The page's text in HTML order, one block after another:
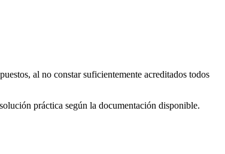
al no constar suficientemente acreditados todos
práctica según la documentación disponible.